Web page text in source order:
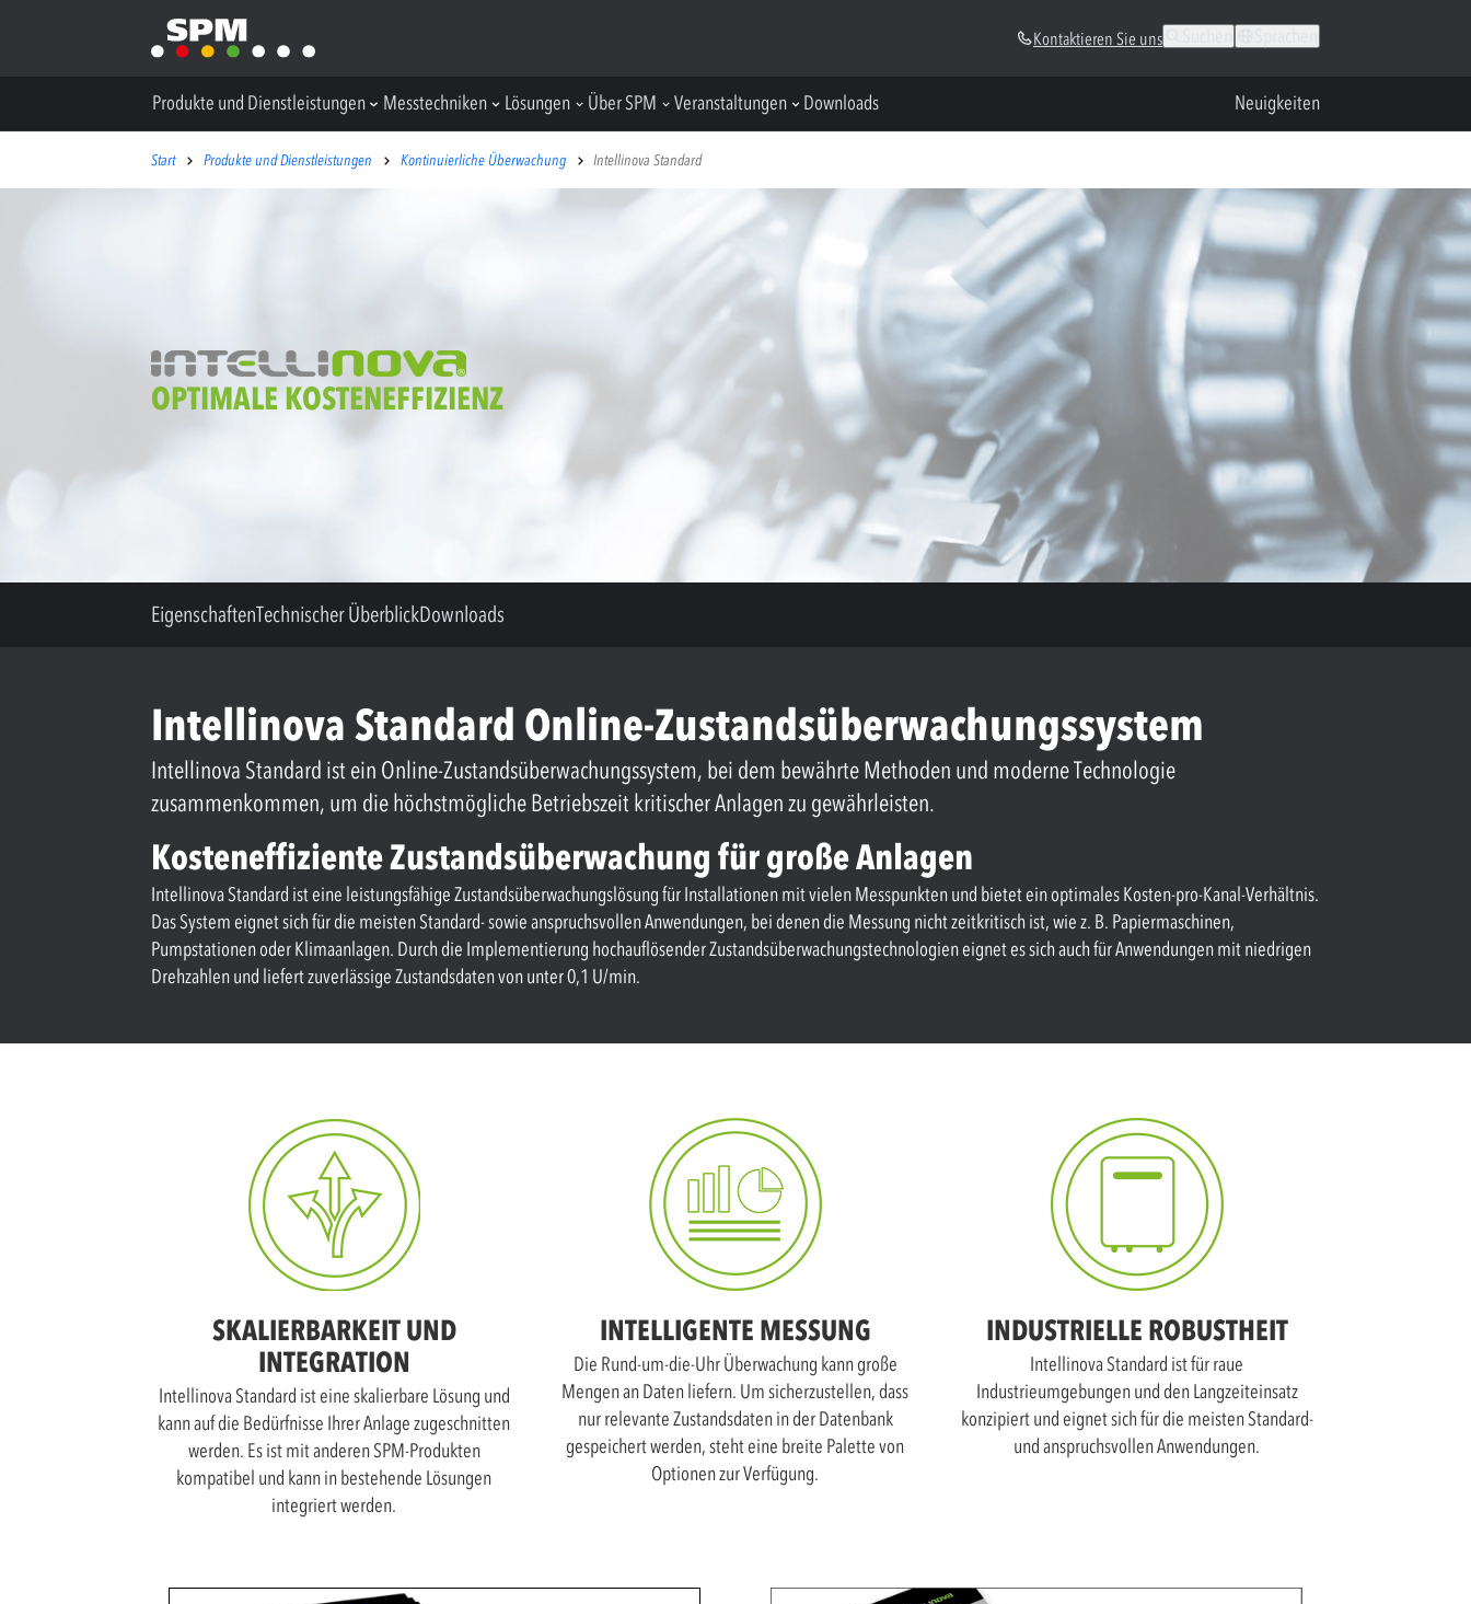
Kontaktieren Sie uns
Produkte und Dienstleistungen Messtechniken Lösungen Über SPM Veranstaltungen Downloads Neuigkeiten
Start Produkte und Dienstleistungen Kontinuierliche Überwachung Intellinova Standard
OPTIMALE KOSTENEFFIZIENZ
EigenschaftenTechnischer ÜberblickDownloads
Intellinova Standard Online-Zustandsüberwachungssystem
Intellinova Standard ist ein Online-Zustandsüberwachungssystem, bei dem bewährte Methoden und moderne Technologie
zusammenkommen, um die höchstmögliche Betriebszeit kritischer Anlagen zu gewährleisten.
Kosteneffiziente Zustandsüberwachung für große Anlagen
Intellinova Standard ist eine leistungsfähige Zustandsüberwachungslösung für Installationen mit vielen Messpunkten und bietet ein optimales Kosten-pro-Kanal-Verhältnis.
Das System eignet sich für die meisten Standard- sowie anspruchsvollen Anwendungen, bei denen die Messung nicht zeitkritisch ist, wie z. B. Papiermaschinen,
Pumpstationen oder Klimaanlagen. Durch die Implementierung hochauflösender Zustandsüberwachungstechnologien eignet es sich auch für Anwendungen mit niedrigen
Drehzahlen und liefert zuverlässige Zustandsdaten von unter 0,1 U/min.
SKALIERBARKEIT UND
INTEGRATION
Intellinova Standard ist eine skalierbare Lösung und
kann auf die Bedürfnisse Ihrer Anlage zugeschnitten
werden. Es ist mit anderen SPM-Produkten
kompatibel und kann in bestehende Lösungen
integriert werden.
INTELLIGENTE MESSUNG
Die Rund-um-die-Uhr Überwachung kann große
Mengen an Daten liefern. Um sicherzustellen, dass
nur relevante Zustandsdaten in der Datenbank
gespeichert werden, steht eine breite Palette von
Optionen zur Verfügung.
INDUSTRIELLE ROBUSTHEIT
Intellinova Standard ist für raue
Industrieumgebungen und den Langzeiteinsatz
konzipiert und eignet sich für die meisten Standard-
und anspruchsvollen Anwendungen.